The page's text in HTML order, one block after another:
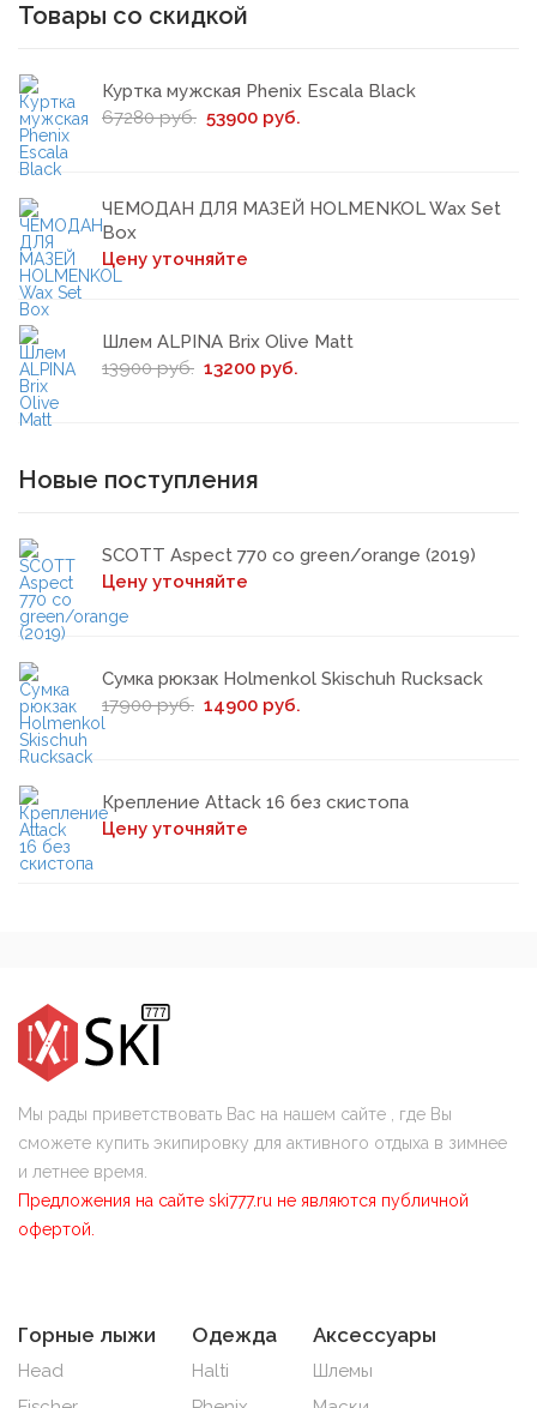
Товары со скидкой
Куртка мужская Phenix Escala Black
67280 руб. 53900 руб.
ЧЕМОДАН ДЛЯ МАЗЕЙ HOLMENKOL Wax Set
Box
Цену уточняйте
Шлем ALPINA Brix Olive Matt
13900 руб. 13200 руб.
Новые поступления
SCOTT Aspect 770 co green/orange (2019)
Цену уточняйте
Сумка рюкзак Holmenkol Skischuh Rucksack
17900 руб. 14900 руб.
Крепление Attack 16 без скистопа
Цену уточняйте
Мы рады приветствовать Вас на нашем сайте , где Вы
сможете купить экипировку для активного отдыха в зимнее
и летнее время.
Предложения на сайте ski777.ru не являются публичной
офертой.
Горные лыжи
Head
Одежда
Halti
Аксессуары
Шлемы